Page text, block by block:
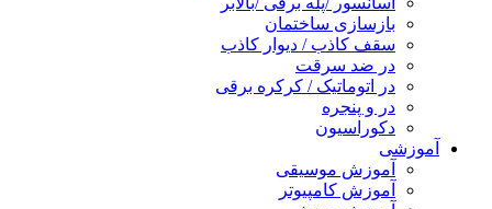
بازسازی ساختمان
سقف کاذب / دیوار کاذب
در ضد سرقت
در اتوماتیک / کرکره برقی
در و پنجره
دکوراسیون
آموزشی
آموزش موسیقی
آموزش کامپیوتر